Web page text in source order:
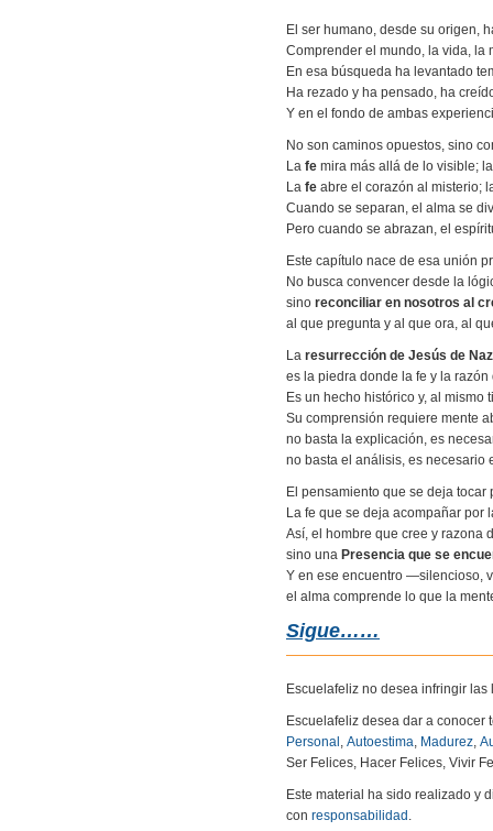
El ser humano, desde su origen,
Comprender el mundo, la vida, la
En esa búsqueda ha levantado
Ha rezado y ha pensado, ha
Y en el fondo de ambas
No son caminos opuestos, sino
La fe mira más allá de lo visible;
La fe abre el corazón al misterio;
Cuando se separan, el alma se
Pero cuando se abrazan, el
Este capítulo nace de esa unión
No busca convencer desde la
sino reconciliar en nosotros al
al que pregunta y al que ora, al
La resurrección de Jesús de
es la piedra donde la fe y la
Es un hecho histórico y, al mismo
Su comprensión requiere mente
no basta la explicación, es
no basta el análisis, es necesario
El pensamiento que se deja tocar
La fe que se deja acompañar por
Así, el hombre que cree y razona
sino una Presencia que se
Y en ese encuentro —silencioso,
el alma comprende lo que la
Sigue……
Escuelafeliz no desea infringir
Escuelafeliz desea dar a
Personal Autoestima Madurez
Ser Felices, Hacer Felices, Vivir
Este material ha sido realizado y
con responsabilidad